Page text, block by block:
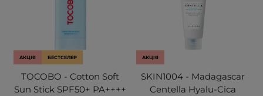
АКЦІЯ БЕСТСЕЛЕР
TOCOBO - Cotton Soft
Sun Stick SPF50+ PA++++
АКЦІЯ
SKIN1004 - Madagascar
Centella Hyalu-Cica